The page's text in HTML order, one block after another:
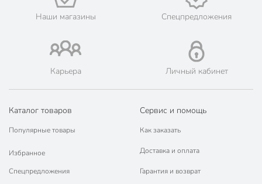
Наши магазины Спецпредложения
Карьера Личный кабинет
Каталог товаров
Популярные товары
Избранное
Спецпредложения
Сервис и помощь
Как заказать
Доставка и оплата
Гарантия и возврат